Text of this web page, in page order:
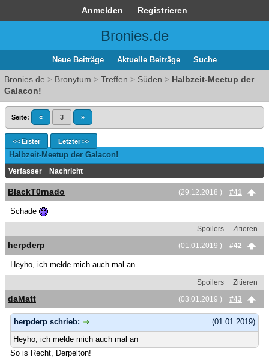
Anmelden Registrieren
Bronies.de
Neue Beiträge Aktuelle Beiträge Suche
Bronies.de > Bronytum > Treffen > Süden > Halbzeit-Meetup der
Galacon!
Seite: « 3 »
<< Erster Letzter >>
Halbzeit-Meetup der Galacon!
Verfasser Nachricht
(29.12.2018 ) #41
BlackT0rnado
Schade
Spoilers
Zitieren
(01.01.2019 )
#42
herpderp
Heyho, ich melde mich auch mal an
Spoilers
Zitieren
(03.01.2019 )
#43
daMatt
(01.01.2019)
herpderp schrieb:
Heyho, ich melde mich auch mal an
So is Recht, Derpelton!